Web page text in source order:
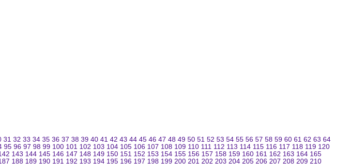
31 32 33 34 35 36 37 38 39 40 41 42 43 44 45 46 47 48 49 50 51 52 53 54 55 56 57 58 59 60 61 62 63 64
95 96 97 98 99 100 101 102 103 104 105 106 107 108 109 110 111 112 113 114 115 116 117 118 119 120
143 144 145 146 147 148 149 150 151 152 153 154 155 156 157 158 159 160 161 162 163 164 165
188 189 190 191 192 193 194 195 196 197 198 199 200 201 202 203 204 205 206 207 208 209 210